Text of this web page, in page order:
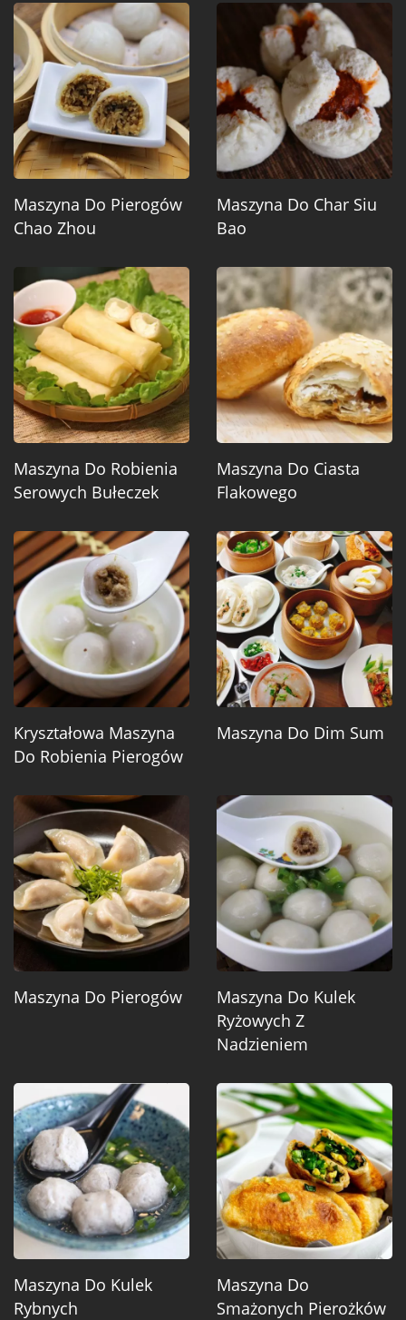
Maszyna Do Pierogów
Chao Zhou
Maszyna Do Char Siu
Bao
Maszyna Do Robienia
Serowych Bułeczek
Maszyna Do Ciasta
Flakowego
Kryształowa Maszyna
Do Robienia Pierogów
Maszyna Do Dim Sum
Maszyna Do Pierogów
Maszyna Do Kulek
Ryżowych Z
Nadzieniem
Maszyna Do Kulek
Rybnych
Maszyna Do
Smażonych Pierożków